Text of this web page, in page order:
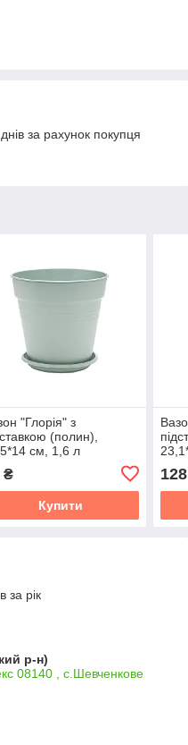
за рахунок покупця
"Глорія" з
(полин),
см, 1,6 л
₴
Купити
128
за рік
р-н)
08140 , с.Шевченкове